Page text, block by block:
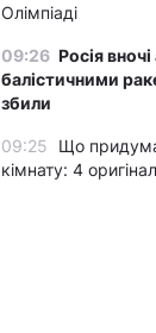
Олімпіаді
09:26 Росія
балістичними
збили
09:25
Що
кімнату: 4